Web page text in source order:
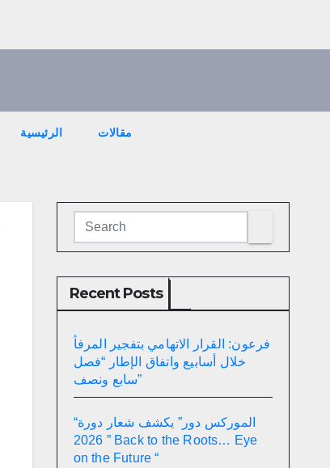
الرئيسية مقالات
Recent Posts
فرعون: القرار الاتهامي بتفجير المرفأ
خلال أسابيع واتفاق الإطار “فصل
سابع ونصف”
“الموركس دور” يكشف شعار دورة
2026 ” Back to the Roots… Eye
on the Future “